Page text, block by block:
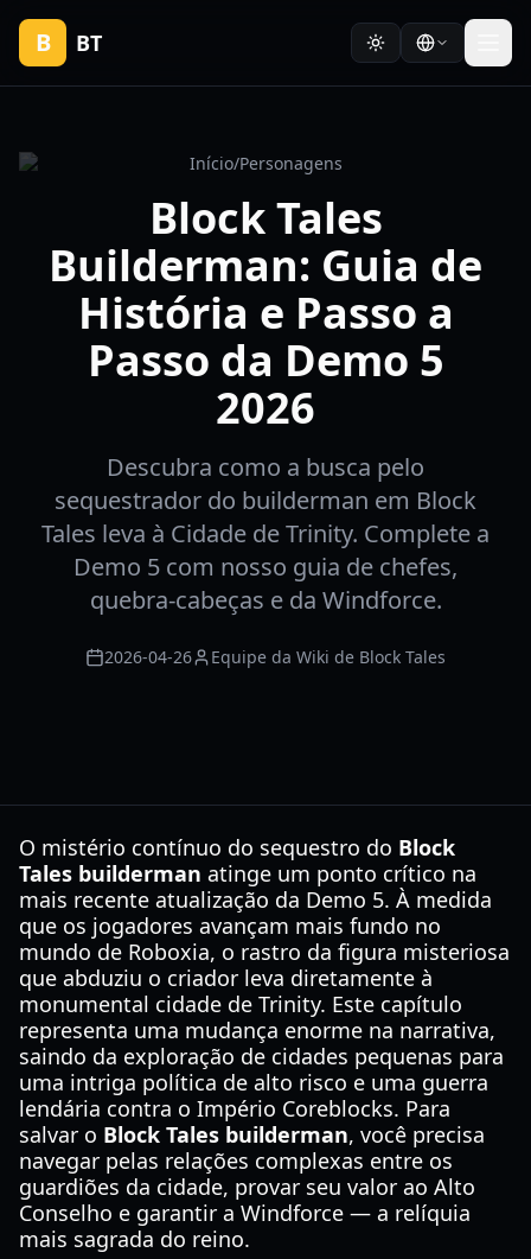
B BT
Início/Personagens
Block Tales
Builderman: Guia de
História e Passo a
Passo da Demo 5
2026
Descubra como a busca pelo
sequestrador do builderman em Block
Tales leva à Cidade de Trinity. Complete a
Demo 5 com nosso guia de chefes,
quebra-cabeças e da Windforce.
2026-04-26 Equipe da Wiki de Block Tales
O mistério contínuo do sequestro do Block
Tales builderman atinge um ponto crítico na
mais recente atualização da Demo 5. À medida
que os jogadores avançam mais fundo no
mundo de Roboxia, o rastro da figura misteriosa
que abduziu o criador leva diretamente à
monumental cidade de Trinity. Este capítulo
representa uma mudança enorme na narrativa,
saindo da exploração de cidades pequenas para
uma intriga política de alto risco e uma guerra
lendária contra o Império Coreblocks. Para
salvar o Block Tales builderman, você precisa
navegar pelas relações complexas entre os
guardiões da cidade, provar seu valor ao Alto
Conselho e garantir a Windforce — a relíquia
mais sagrada do reino.